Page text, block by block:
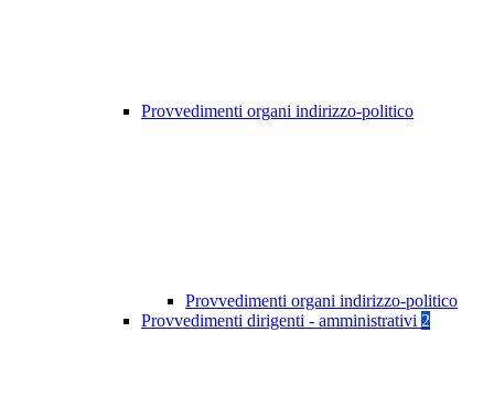
Provvedimenti organi indirizzo-politico
Provvedimenti organi indirizzo-politico
Provvedimenti dirigenti - amministrativi 2